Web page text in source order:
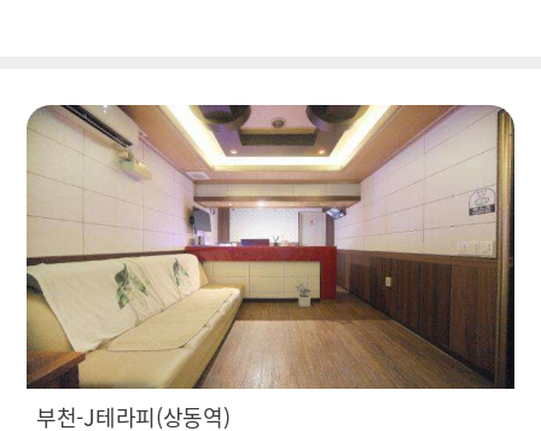
부천-J테라피(상동역)